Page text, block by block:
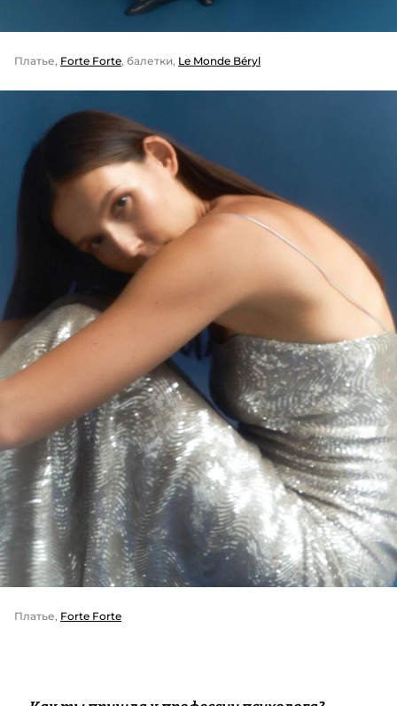
Платье, Forte Forte, балетки, Le Monde Béryl
Платье, Forte Forte